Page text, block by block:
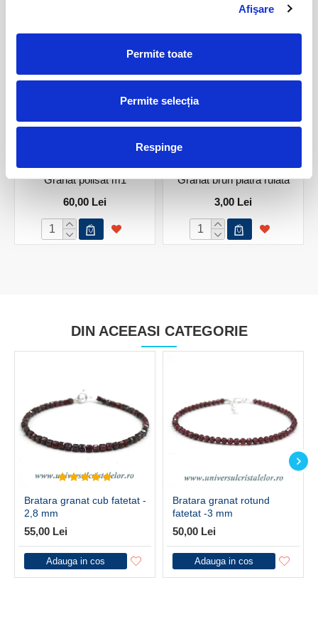
Afişare
Permite toate
Permite selecția
Respinge
PRODUSE ASEMANATOARE
Granat polisat m1
60,00 Lei
Granat brun piatra rulata
3,00 Lei
DIN ACEEASI CATEGORIE
Bratara granat cub fatetat -
2,8 mm
55,00 Lei
Adauga in cos
Bratara granat rotund
fatetat -3 mm
50,00 Lei
Adauga in cos